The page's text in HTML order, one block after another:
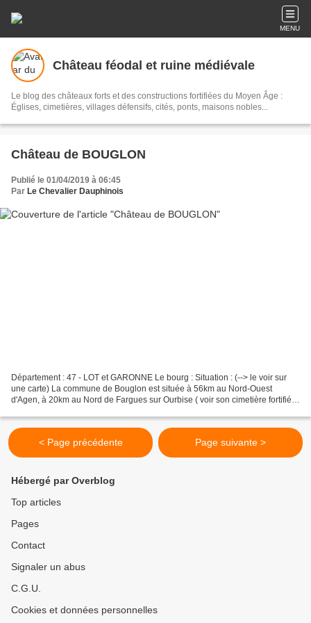
MENU
Château féodal et ruine médiévale
Le blog des châteaux forts et des constructions fortifiées du Moyen Âge :
Églises, cimetières, villages défensifs, cités, ponts, maisons nobles...
Château de BOUGLON
Publié le 01/04/2019 à 06:45
Par Le Chevalier Dauphinois
Département : 47 - LOT et GARONNE Le bourg : Situation : (--> le voir sur
une carte) La commune de Bouglon est située à 56km au Nord-Ouest
d'Agen, à 20km au Nord de Fargues sur Ourbise ( voir son cimetière fortifié )
< Page précédente Page suivante >
Hébergé par Overblog
Top articles
Pages
Contact
Signaler un abus
C.G.U.
Cookies et données personnelles